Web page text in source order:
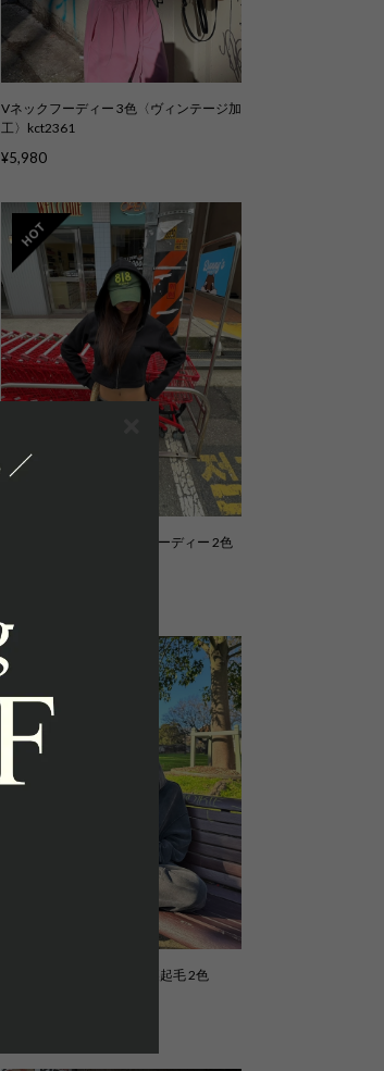
Vネックフーディー 3色〈ヴィンテージ加
工〉kct2361
¥5,980
クロップドジップアップフーディー 2色
ジップアップフーディー 裏起毛 2色